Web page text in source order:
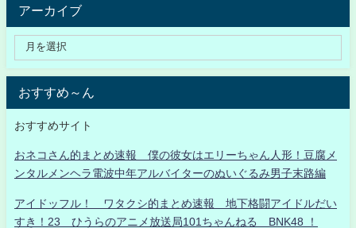
アーカイブ
おすすめ～ん
おすすめサイト
おネコさん的まとめ速報 僕の彼女はエリーちゃん人形！豆腐メ
ンタルメンヘラ電波中年アルバイターのぬいぐるみ男子末路編
アイドッフル！ ワタクシ的まとめ速報 地下格闘アイドルだい
すき！23 ひうらのアニメ放送局101ちゃんねる BNK48 ！